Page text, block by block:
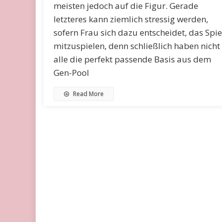
meisten jedoch auf die Figur. Gerade
letzteres kann ziemlich stressig werden,
sofern Frau sich dazu entscheidet, das
mitzuspielen, denn schließlich haben nicht
alle die perfekt passende Basis aus dem
Gen-Pool
Read More